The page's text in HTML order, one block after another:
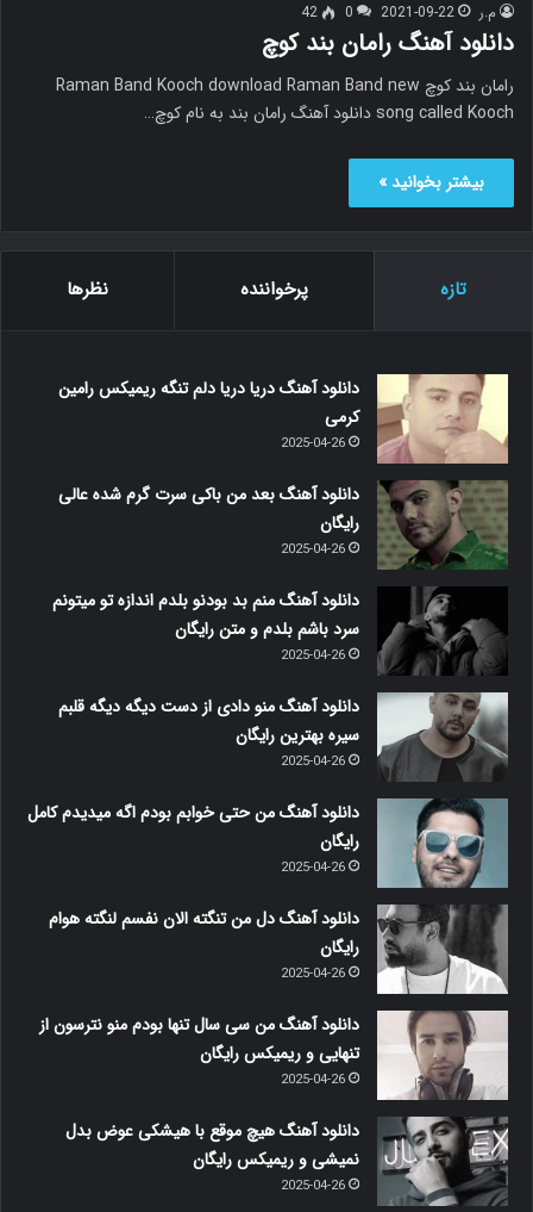
م.ر 2021-09-22
0
42
دانلود آهنگ رامان بند کوچ
رامان بند کوچ Raman Band Kooch download Raman Band new
song called Kooch دانلود آهنگ رامان بند به نام کوچ…
بیشتر بخوانید »
تازه پرخواننده نظرها
دانلود آهنگ دریا دریا دلم تنگه ریمیکس رامین
کرمی
2025-04-26
دانلود آهنگ بعد من باکی سرت گرم شده عالی
رایگان
2025-04-26
دانلود آهنگ منم بد بودنو بلدم اندازه تو میتونم
سرد باشم بلدم و متن رایگان
2025-04-26
دانلود آهنگ منو دادی از دست دیگه دیگه قلبم
سیره بهترین رایگان
2025-04-26
دانلود آهنگ من حتی خوابم بودم اگه میدیدم کامل
رایگان
2025-04-26
دانلود آهنگ دل من تنگته الان نفسم لنگته هوام
رایگان
2025-04-26
دانلود آهنگ من سی سال تنها بودم منو نترسون از
تنهایی و ریمیکس رایگان
2025-04-26
دانلود آهنگ هیچ موقع با هیشکی عوض بدل
نمیشی و ریمیکس رایگان
2025-04-26